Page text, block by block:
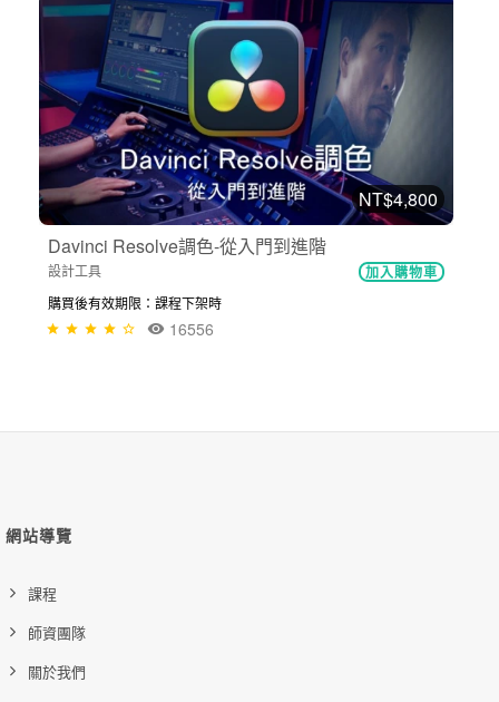
NT$4,800
Davinci Resolve調色-從入門到進階
設計工具 加入購物車
購買後有效期限：課程下架時
16556
網站導覽
課程
師資團隊
關於我們